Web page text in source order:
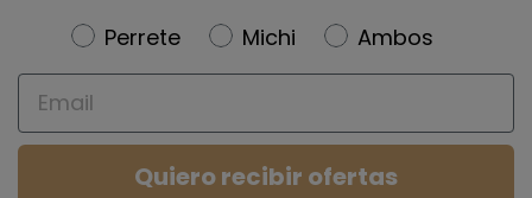
Newsletter
Perrete Michi
Ambos
Email
Quiero recibir ofertas